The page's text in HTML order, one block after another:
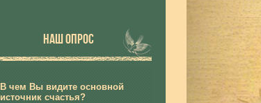
НАШ ОПРОС
В чем Вы видите основной
источник счастья?